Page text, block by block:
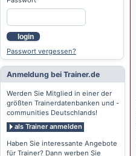
login
Passwort vergessen?
Anmeldung bei Trainer.de
Werden Sie Mitglied in einer der
größten Trainerdatenbanken und -
communities Deutschlands!
als Trainer anmelden
Haben Sie interessante Angebote
für Trainer? Dann werben Sie